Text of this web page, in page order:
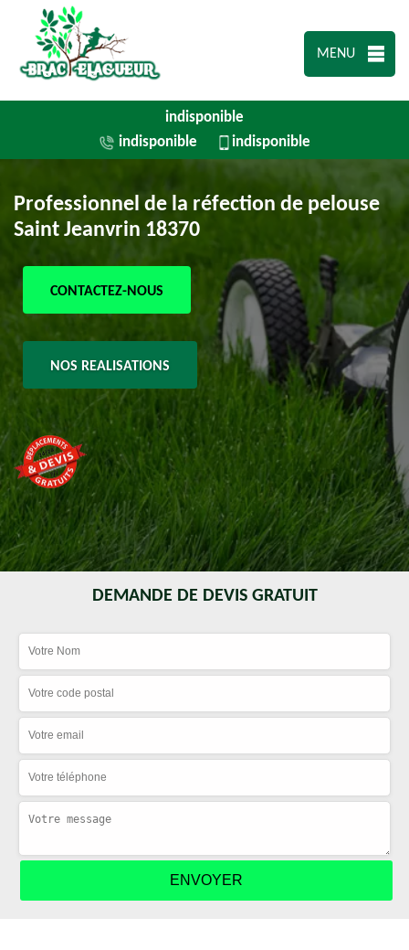
MENU
indisponible
indisponible
indisponible
Professionnel de la réfection de pelouse
Saint Jeanvrin 18370
CONTACTEZ-NOUS
NOS REALISATIONS
DEMANDE DE DEVIS GRATUIT